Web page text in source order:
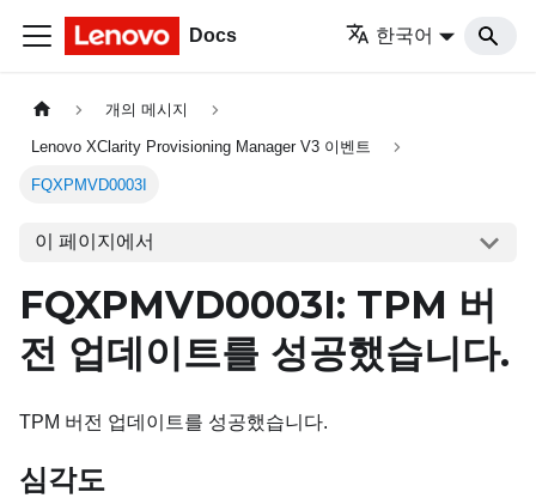
Docs 한국어
개의 메시지
Lenovo XClarity Provisioning Manager V3 이벤트
FQXPMVD0003I
이 페이지에서
FQXPMVD0003I: TPM 버
전 업데이트를 성공했습니다.
TPM 버전 업데이트를 성공했습니다.
심각도